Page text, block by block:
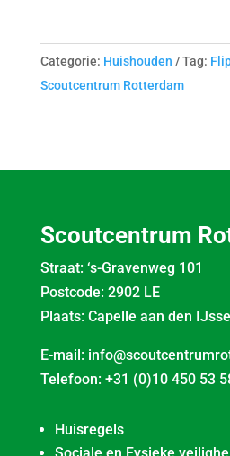
Categorie: Huishouden Tag:
Scoutcentrum Rotterdam
Scoutcentrum
Straat: ‘s-Gravenweg 101
Postcode: 2902 LE
Plaats: Capelle aan den
E-mail:
Telefoon: +31 (0)10 450 53
Huisregels